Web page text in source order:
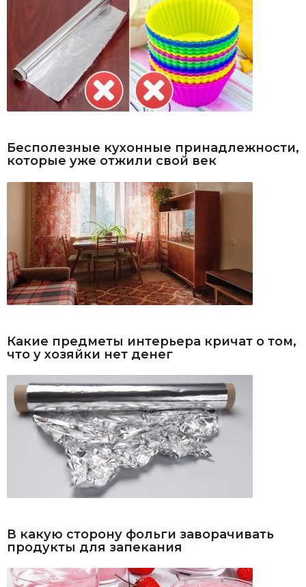
Бесполезные кухонные принадлежности,
которые уже отжили свой век
Какие предметы интерьера кричат о том,
что у хозяйки нет денег
В какую сторону фольги заворачивать
продукты для запекания